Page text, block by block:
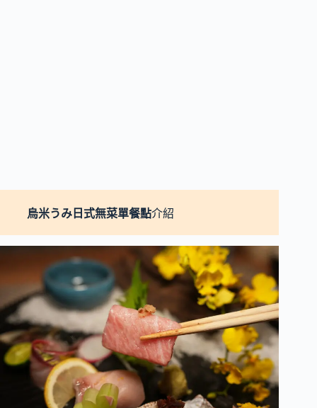
烏米うみ日式無菜單餐點介紹